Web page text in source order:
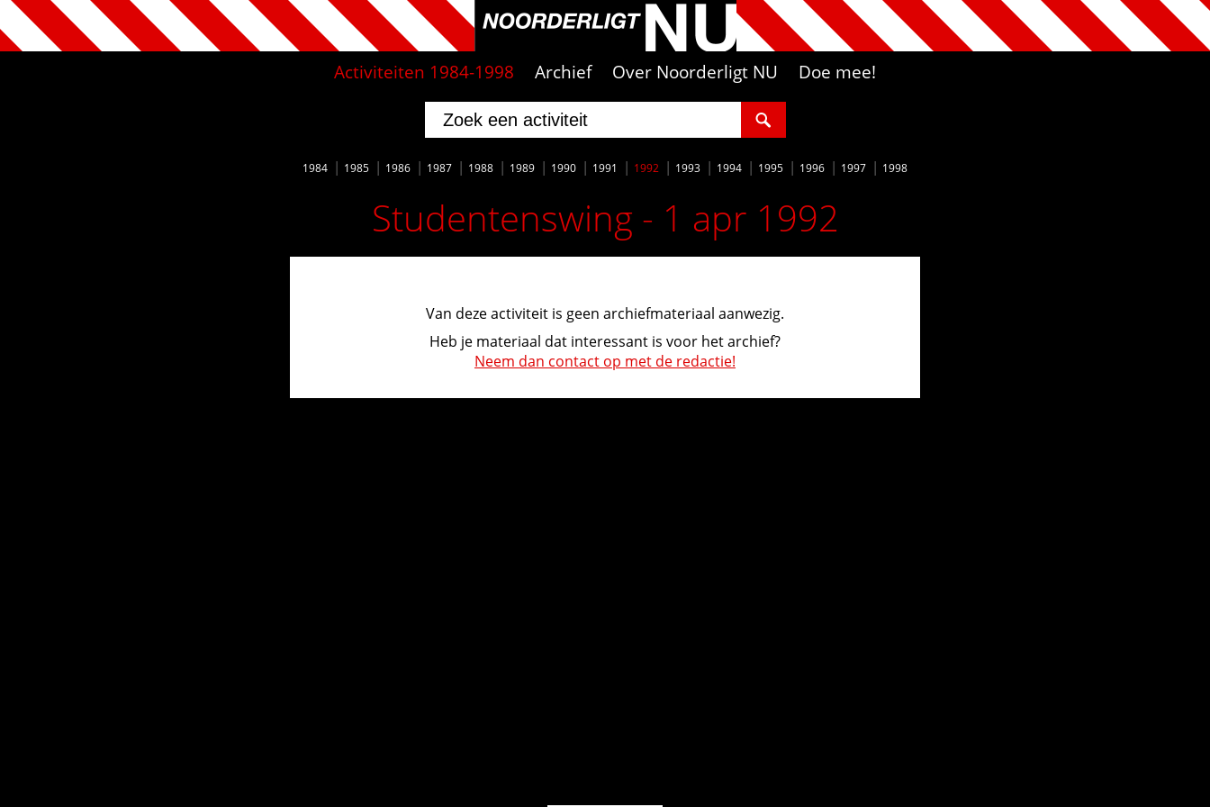
Activiteiten 1984-1998 Archief Over Noorderligt NU Doe mee!
1984 1985 1986 1987 1988 1989 1990 1991 1992 1993 1994 1995 1996 1997 1998
Studentenswing - 1 apr 1992
Van deze activiteit is geen archiefmateriaal aanwezig.
Heb je materiaal dat interessant is voor het archief?
Neem dan contact op met de redactie!